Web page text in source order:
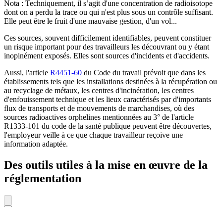
Nota : Techniquement, il s’agit d'une concentration de radioisotope
dont on a perdu la trace ou qui n'est plus sous un contrôle suffisant.
Elle peut être le fruit d'une mauvaise gestion, d'un vol...
Ces sources, souvent difficilement identifiables, peuvent constituer
un risque important pour des travailleurs les découvrant ou y étant
inopinément exposés. Elles sont sources d'incidents et d'accidents.
Aussi, l'article R4451-60 du Code du travail prévoit que dans les
établissements tels que les installations destinées à la récupération ou
au recyclage de métaux, les centres d'incinération, les centres
d'enfouissement technique et les lieux caractérisés par d'importants
flux de transports et de mouvements de marchandises, où des
sources radioactives orphelines mentionnées au 3° de l'article
R1333-101 du code de la santé publique peuvent être découvertes,
l'employeur veille à ce que chaque travailleur reçoive une
information adaptée.
Des outils utiles à la mise en œuvre de la
réglementation